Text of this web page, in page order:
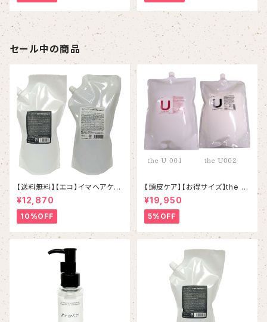
セール中の商品
【送料無料】【エコ】イマヘアケア
シャンプートリートメントset
¥12,870
10%OFF
【頭皮ケア】【お得サイズ】the U
001シャンプー＆002しっとりト
リートメント 詰め替えセット
¥19,950
5%OFF